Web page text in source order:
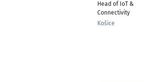
Head of IoT &
Connectivity
Košice